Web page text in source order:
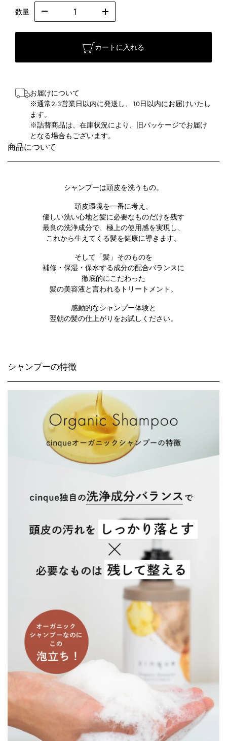
数量
カートに入れる
お届けについて
※通常2-3営業日以内に発送し、10日以内にお届けいたし
ます。
※詰替商品は、在庫状況により、旧パッケージでお届け
となる場合もございます。
商品について
シャンプーは頭皮を洗うもの。
頭皮環境を一番に考え、
優しい洗い心地と髪に必要なものだけを残す
最良の洗浄成分で、極上の使用感を実現し、
これから生えてくる髪を健康に導きます。
そして「髪」そのものを
補修・保湿・保水する成分の配合バランスに
徹底的にこだわった
髪の美容液と言われるトリートメント。
感動的なシャンプー体験と
翌朝の髪の仕上がりをお試しください。
シャンプーの特徴